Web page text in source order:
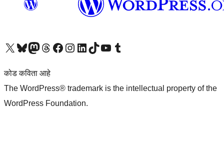
आमच्या X (एक्स) (पूर्वीचे ट्विटर) खात्याला भेट द्या आमच्या ब्लूस्की खात्याला भेट द्या.आमच्या Mastodon खात्याला भेट द्या.आमच्या थ्रेड्स खात्याला भेट द्या. आमच्या फेसबुक पेजला भेट द्या आमच्या इंस्टाग्राम खात्याला भेट द्या आमच्या लिंक्डइन खात्याला भेट द्या आमच्या टिकटॉक अकाउंटला भेट द्या.आमच्या यूट्यूब चॅनेलला भेट द्या आमच्या टंबलर खात्याला भेट द्या.
कोड कविता आहे
The WordPress® trademark is the intellectual property of the
WordPress Foundation.